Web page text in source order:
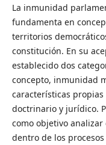
La inmunidad
fundamenta en
territorios
constitución. En su
establecido dos
concepto, inmunidad
características
doctrinario y jurídico.
como objetivo
dentro de los